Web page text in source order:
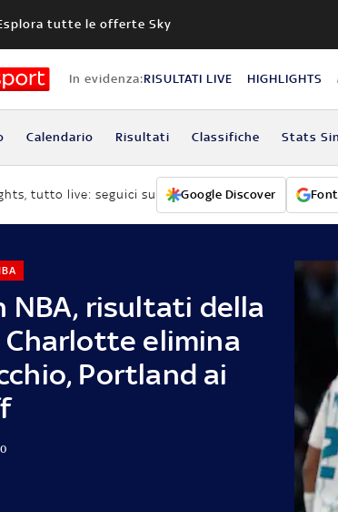
tutte le offerte Sky
In evidenza:RISULTATI LIVE HIGHLIGHTS
Calendario Risultati Classifiche Stats
tutto live: seguici su Google Discover
NBA, risultati della
elimina
Portland ai